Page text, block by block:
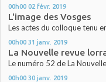
00h00 02 févr. 2019
L'image des Vosges
Les actes du colloque tenu
00h00 31 janv. 2019
La Nouvelle revue
Le numéro 52 de La
00h00 30 janv. 2019